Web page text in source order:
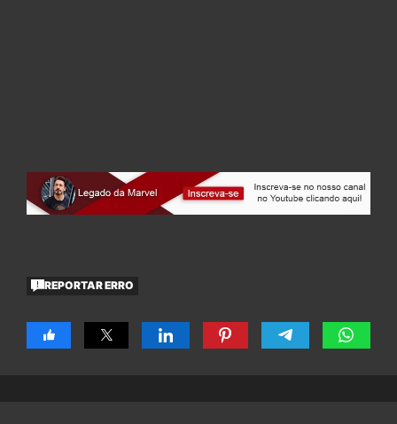
REPORTAR ERRO